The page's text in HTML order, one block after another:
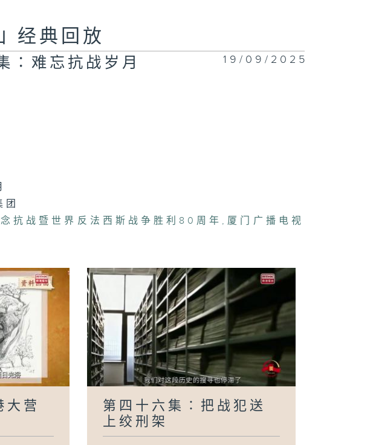
第四十四集∶新的
远征
第四十集∶三灶大
屠杀
第三十九集∶喋血
东江
经典回放
∶难忘抗战岁月 19/09/2025
抗战暨世界反法西斯战争胜利80周年 ,厦门广播电视
营
第四十六集∶把战犯送
上绞刑架